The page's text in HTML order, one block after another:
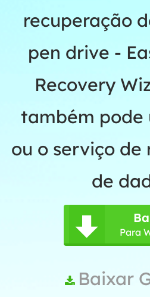
recuperação
pen drive -
Recovery
também pode
ou o serviço de
de
 Para
 Baixar